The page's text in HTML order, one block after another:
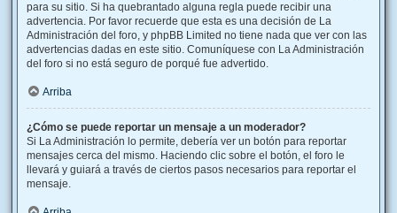
para su sitio. Si ha quebrantado alguna regla puede recibir una
advertencia. Por favor recuerde que esta es una decisión de La
Administración del foro, y phpBB Limited no tiene nada que ver con las
advertencias dadas en este sitio. Comuníquese con La Administración
del foro si no está seguro de porqué fue advertido.
Arriba
¿Cómo se puede reportar un mensaje a un moderador?
Si La Administración lo permite, debería ver un botón para reportar
mensajes cerca del mismo. Haciendo clic sobre el botón, el foro le
llevará y guiará a través de ciertos pasos necesarios para reportar el
mensaje.